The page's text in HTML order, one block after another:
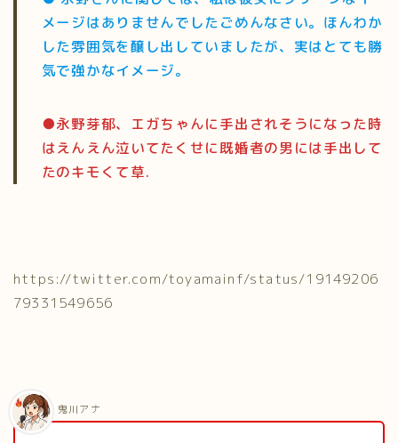
メージはありませんでしたごめんなさい。ほんわか
した雰囲気を醸し出していましたが、実はとても勝
気で強かなイメージ。
●永野芽郁、エガちゃんに手出されそうになった時
はえんえん泣いてたくせに既婚者の男には手出して
たのキモくて草.
https://twitter.com/toyamainf/status/19149206
79331549656
鬼川アナ